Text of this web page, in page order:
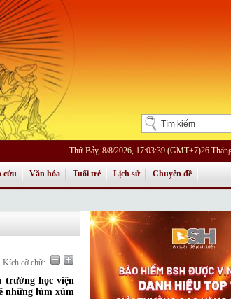
Thứ Bảy, 8/8/2026, 17:03:39 (GMT+7)26
cứu Văn hóa Tuổi trẻ Lịch sử Chuyên đề
Kích cỡ chữ:
trưởng học viện
những lùm xùm